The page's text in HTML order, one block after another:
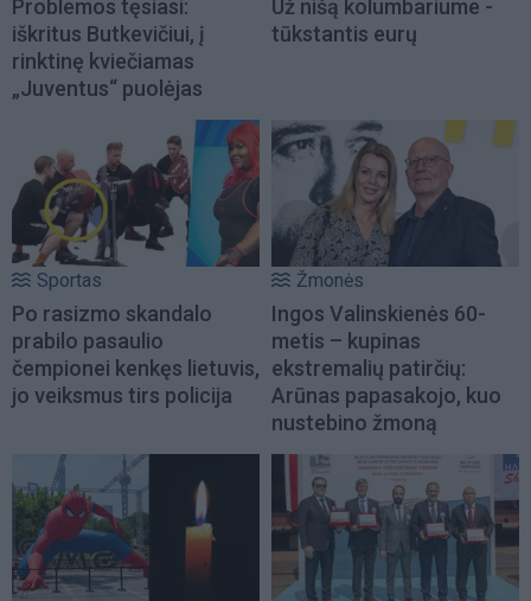
Problemos tęsiasi:
iškritus Butkevičiui, į
rinktinę kviečiamas
„Juventus“ puolėjas
Už nišą kolumbariume -
tūkstantis eurų
Sportas
Po rasizmo skandalo
prabilo pasaulio
čempionei kenkęs lietuvis,
jo veiksmus tirs policija
Žmonės
Ingos Valinskienės 60-
metis – kupinas
ekstremalių patirčių:
Arūnas papasakojo, kuo
nustebino žmoną